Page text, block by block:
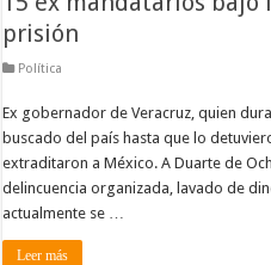
prisión
Política
Ex gobernador de Veracruz, quien
buscado del país hasta que lo
extraditaron a México. A Duarte de
delincuencia organizada, lavado de
actualmente se …
Leer más